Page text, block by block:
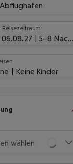
06.08.27 5-8 Nächte
Keine Kinder
wählen